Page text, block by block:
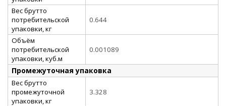
Вес брутто
потребительской
упаковки, кг
0.644
Объём
потребительской
упаковки, куб.м
0.001089
Промежуточная упаковка
Вес брутто
промежуточной
упаковки, кг
3.328